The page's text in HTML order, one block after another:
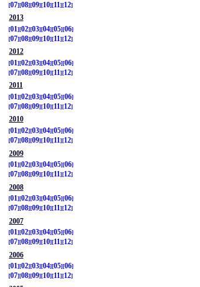
07 08 09 10 11
12
2013
01
02 03 04 05 06
07 08 09 10 11
12
2012
01
02 03 04 05 06
07 08 09 10 11
12
2011
01
02 03 04 05 06
07 08 09 10 11
12
2010
01
02 03 04 05 06
07 08 09 10 11
12
2009
01
02 03 04 05 06
07 08 09 10 11
12
2008
01
02 03 04 05 06
07 08 09 10 11
12
2007
01
02 03 04 05 06
07 08 09 10 11
12
2006
01
02 03 04 05 06
07 08 09 10 11
12